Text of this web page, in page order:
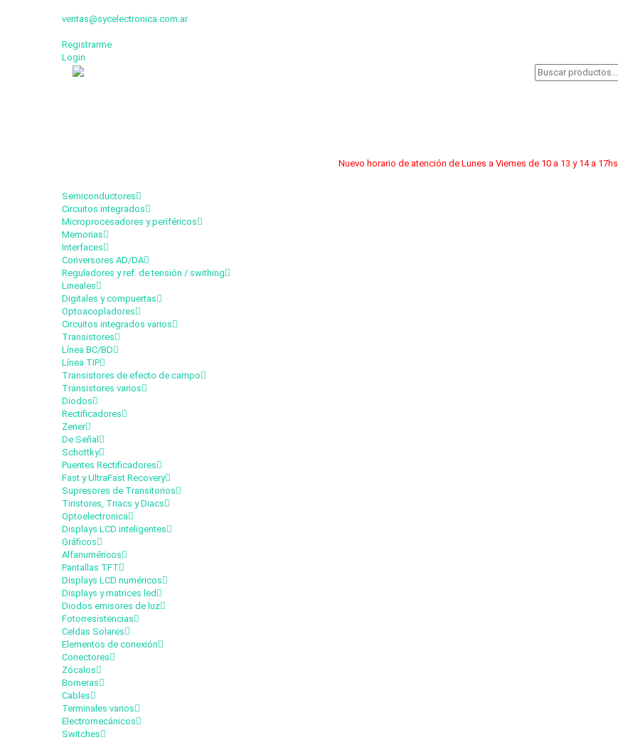
ventas@sycelectronica.com.ar
Registrarme
Login
Nuevo horario de atención de Lunes a Viernes de 10 a 13 y 14 a 17hs
Semiconductores
Circuitos integrados
Microprocesadores y periféricos
Memorias
Interfaces
Conversores AD/DA
Reguladores y ref. de tensión / swithing
Lineales
Digitales y compuertas
Optoacopladores
Circuitos integrados varios
Transistores
Línea BC/BD
Línea TIP
Transistores de efecto de campo
Transistores varios
Diodos
Rectificadores
Zener
De Señal
Schottky
Puentes Rectificadores
Fast y UltraFast Recovery
Supresores de Transitorios
Tiristores, Triacs y Diacs
Optoelectronica
Displays LCD inteligentes
Gráficos
Alfanuméricos
Pantallas TFT
Displays LCD numéricos
Displays y matrices led
Diodos emisores de luz
Fotorresistencias
Celdas Solares
Elementos de conexión
Conectores
Zócalos
Borneras
Cables
Terminales varios
Electromecánicos
Switches